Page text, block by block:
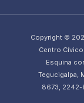
Copyright ©
Centro
Esquina
Tegucigalpa,
8673, 2242-